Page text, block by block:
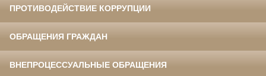
ПРОТИВОДЕЙСТВИЕ КОРРУПЦИИ
ОБРАЩЕНИЯ ГРАЖДАН
ВНЕПРОЦЕССУАЛЬНЫЕ ОБРАЩЕНИЯ